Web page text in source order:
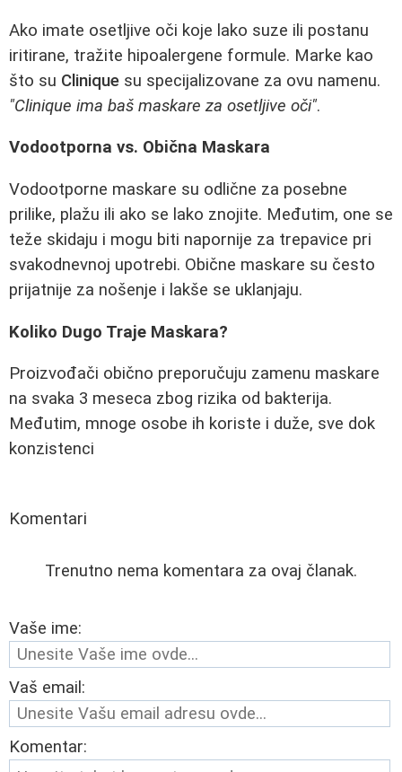
Ako imate osetljive oči koje lako suze ili postanu
iritirane, tražite hipoalergene formule. Marke kao
što su Clinique su specijalizovane za ovu namenu.
"Clinique ima baš maskare za osetljive oči".
Vodootporna vs. Obična Maskara
Vodootporne maskare su odlične za posebne
prilike, plažu ili ako se lako znojite. Međutim, one se
teže skidaju i mogu biti napornije za trepavice pri
svakodnevnoj upotrebi. Obične maskare su često
prijatnije za nošenje i lakše se uklanjaju.
Koliko Dugo Traje Maskara?
Proizvođači obično preporučuju zamenu maskare
na svaka 3 meseca zbog rizika od bakterija.
Međutim, mnoge osobe ih koriste i duže, sve dok
konzistenci
Komentari
Trenutno nema komentara za ovaj članak.
Vaše ime:
Vaš email:
Komentar: